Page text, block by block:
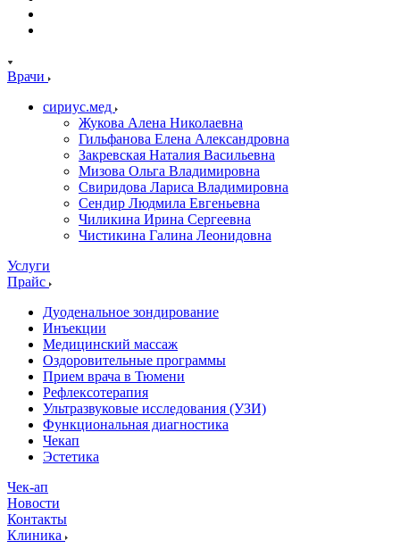
Врачи
сириус.мед
Жукова Алена Николаевна
Гильфанова Елена Александровна
Закревская Наталия Васильевна
Мизова Ольга Владимировна
Свиридова Лариса Владимировна
Сендир Людмила Евгеньевна
Чиликина Ирина Сергеевна
Чистикина Галина Леонидовна
Услуги
Прайс
Дуоденальное зондирование
Инъекции
Медицинский массаж
Оздоровительные программы
Прием врача в Тюмени
Рефлексотерапия
Ультразвуковые исследования (УЗИ)
Функциональная диагностика
Чекап
Эстетика
Чек-ап
Новости
Контакты
Клиника